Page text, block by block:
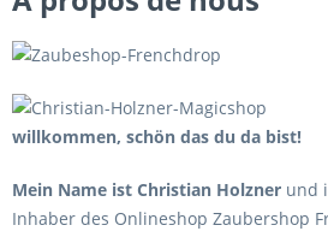
willkommen, schön das du da bist!
Mein Name ist Christian Holzner und
Inhaber des Onlineshop Zaubershop